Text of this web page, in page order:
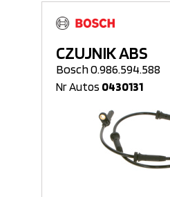
CZUJNIK ABS
Bosch 0.986.594.588
Nr Autos 0430131